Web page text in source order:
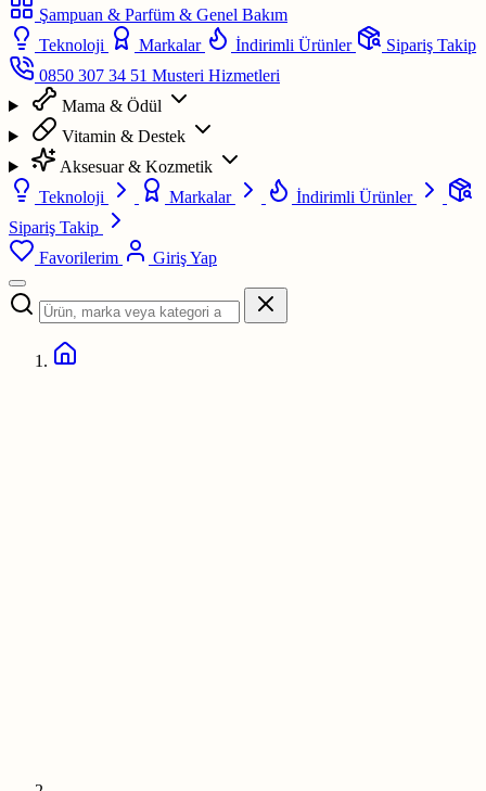
Şampuan & Parfüm & Genel Bakım
Teknoloji
Markalar İndirimli Ürünler
Sipariş Takip
0850 307 34 51 Musteri Hizmetleri
Mama & Ödül
Vitamin & Destek
Aksesuar & Kozmetik
Teknoloji
Markalar
İndirimli Ürünler
Sipariş Takip
Favorilerim
Giriş Yap